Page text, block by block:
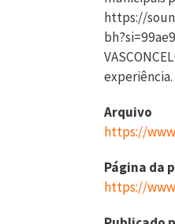
Arquivo
https://
Página da
https://